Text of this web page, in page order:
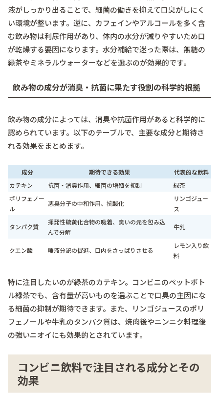
液がしっかり出ることで、細菌の働きを抑えて口臭がしにく
い環境が整います。逆に、カフェインやアルコールを多く含
む飲み物は利尿作用があり、体内の水分が減りやすいため口
が乾燥する要因になります。水分補給で迷った際は、無糖の
緑茶やミネラルウォーターなどを選ぶのが効果的です。
飲み物の成分が消臭・抗菌に果たす役割の科学的根拠
飲み物の成分によっては、消臭や抗菌作用があると科学的に
認められています。以下のテーブルで、主要な成分と期待さ
れる効果をまとめます。
成分 期待できる効果
代表的な飲料
カテキン
抗菌・消臭作用、細菌の増殖を抑制
緑茶
ポリフェノー
ル
悪臭分子の中和作用、抗酸化
リンゴジュー
ス
タンパク質
揮発性硫黄化合物の吸着、臭いの元を包み込
んで分解
牛乳
クエン酸 唾液分泌の促進、口内をさっぱりさせる
レモン入り飲
料
特に注目したいのが緑茶のカテキン。コンビニのペットボト
ル緑茶でも、含有量が高いものを選ぶことで口臭の主因にな
る細菌の抑制が期待できます。また、リンゴジュースのポリ
フェノールや牛乳のタンパク質は、焼肉後やニンニク料理後
の強いニオイにも効果的とされています。
コンビニ飲料で注目される成分とその
効果